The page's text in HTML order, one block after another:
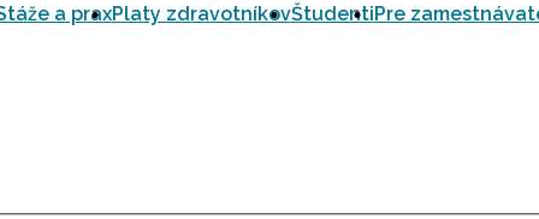
a praxPlaty zdravotníkovŠtudentiPre